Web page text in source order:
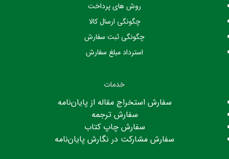
روش های پرداخت
چگونگی ارسال کالا
چگونگی ثبت سفارش
استرداد مبلغ سفارش
خدمات
سفارش استخراج مقاله از پایان‌نامه
سفارش ترجمه
سفارش چاپ کتاب
سفارش مشارکت در نگارش پایان‌نامه